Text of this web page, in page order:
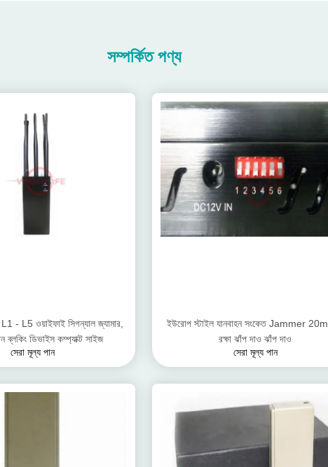
সম্পর্কিত পণ্য
- L5 ওয়াইফাই সিগন্যাল জ্যামার,
ব্লকিং ডিভাইস কম্প্যাক্ট সাইজ
সেরা মূল্য পান
ইউরোপ স্টাইল যানবাহন সংকেত Jammer 20m
রক্ষা ঝাঁপ দাও ঝাঁপ দাও
সেরা মূল্য পান